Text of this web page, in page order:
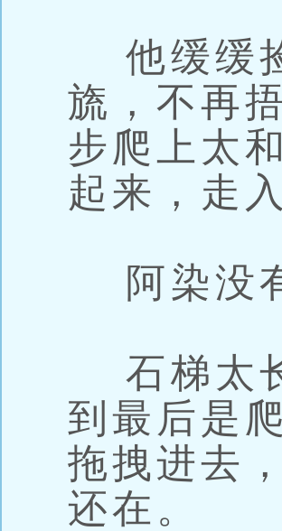
他缓缓
旒，不再
步爬上太
起来，走
阿染没
石梯太
到最后是
拖拽进去
还在。